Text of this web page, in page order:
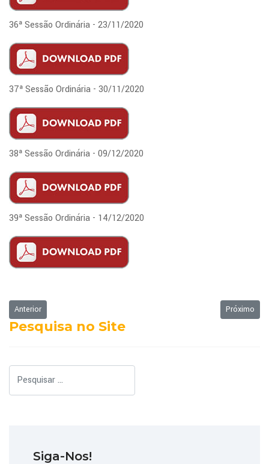
36ª Sessão Ordinária - 23/11/2020
37ª Sessão Ordinária - 30/11/2020
38ª Sessão Ordinária - 09/12/2020
39ª Sessão Ordinária - 14/12/2020
Artigo anterior: ATAS 2020 - SESSÕES EXTRAORDINÁRIAS
Anterior Próximo
Próximo
Pesquisa no Site
Siga-Nos!